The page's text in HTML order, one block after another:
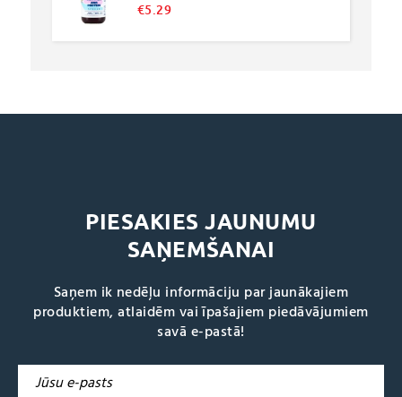
€5.29
PIESAKIES JAUNUMU
SAŅEMŠANAI
Saņem ik nedēļu informāciju par jaunākajiem
produktiem, atlaidēm vai īpašajiem piedāvājumiem
savā e-pastā!